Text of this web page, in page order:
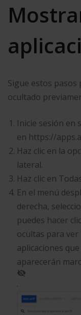
Sigue estos
ocultado
Inicie sesión en
en https://
Haz clic en la
lateral.
Haz clic en
En el menú
derecha,
puedes hacer
ocultas para ver
aplicaciones
aparecerán
.